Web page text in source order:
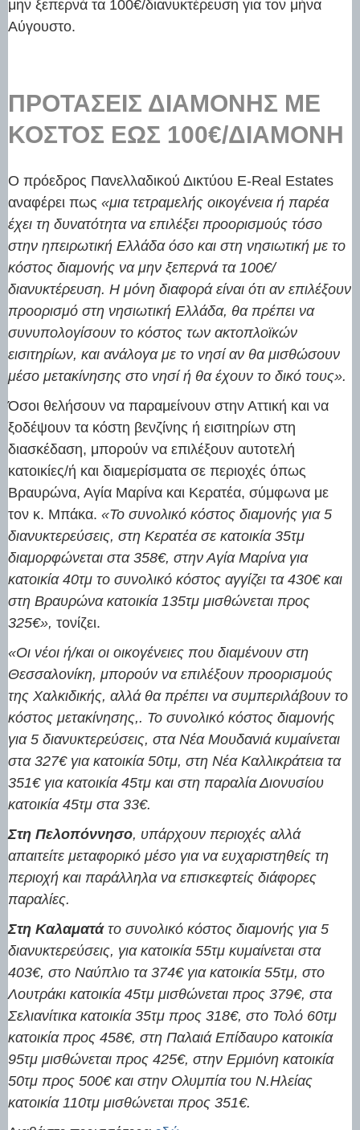
μην ξεπερνά τα 100€/διανυκτέρευση για τον μήνα
Αύγουστο.
ΠΡΟΤΆΣΕΙΣ ΔΙΑΜΟΝΉΣ ΜΕ
ΚΌΣΤΟΣ ΈΩΣ 100€/ΔΙΑΜΟΝΉ
Ο πρόεδρος Πανελλαδικού Δικτύου E-Real Estates
αναφέρει πως «μια τετραμελής οικογένεια ή παρέα
έχει τη δυνατότητα να επιλέξει προορισμούς τόσο
στην ηπειρωτική Ελλάδα όσο και στη νησιωτική με το
κόστος διαμονής να μην ξεπερνά τα 100€/
διανυκτέρευση. Η μόνη διαφορά είναι ότι αν επιλέξουν
προορισμό στη νησιωτική Ελλάδα, θα πρέπει να
συνυπολογίσουν το κόστος των ακτοπλοϊκών
εισιτηρίων, και ανάλογα με το νησί αν θα μισθώσουν
μέσο μετακίνησης στο νησί ή θα έχουν το δικό τους».
Όσοι θελήσουν να παραμείνουν στην Αττική και να
ξοδέψουν τα κόστη βενζίνης ή εισιτηρίων στη
διασκέδαση, μπορούν να επιλέξουν αυτοτελή
κατοικίες/ή και διαμερίσματα σε περιοχές όπως
Βραυρώνα, Αγία Μαρίνα και Κερατέα, σύμφωνα με
τον κ. Μπάκα. «Το συνολικό κόστος διαμονής για 5
διανυκτερεύσεις, στη Κερατέα σε κατοικία 35τμ
διαμορφώνεται στα 358€, στην Αγία Μαρίνα για
κατοικία 40τμ το συνολικό κόστος αγγίζει τα 430€ και
στη Βραυρώνα κατοικία 135τμ μισθώνεται προς
325€», τονίζει.
«Οι νέοι ή/και οι οικογένειες που διαμένουν στη
Θεσσαλονίκη, μπορούν να επιλέξουν προορισμούς
της Χαλκιδικής, αλλά θα πρέπει να συμπεριλάβουν το
κόστος μετακίνησης,. Το συνολικό κόστος διαμονής
για 5 διανυκτερεύσεις, στα Νέα Μουδανιά κυμαίνεται
στα 327€ για κατοικία 50τμ, στη Νέα Καλλικράτεια τα
351€ για κατοικία 45τμ και στη παραλία Διονυσίου
κατοικία 45τμ στα 33€.
Στη Πελοπόννησο, υπάρχουν περιοχές αλλά
απαιτείτε μεταφορικό μέσο για να ευχαριστηθείς τη
περιοχή και παράλληλα να επισκεφτείς διάφορες
παραλίες.
Στη Καλαματάτο συνολικό κόστος διαμονής για 5
διανυκτερεύσεις, για κατοικία 55τμ κυμαίνεται στα
403€, στο Ναύπλιο τα 374€ για κατοικία 55τμ, στο
Λουτράκι κατοικία 45τμ μισθώνεται προς 379€, στα
Σελιανίτικα κατοικία 35τμ προς 318€, στο Τολό 60τμ
κατοικία προς 458€, στη Παλαιά Επίδαυρο κατοικία
95τμ μισθώνεται προς 425€, στην Ερμιόνη κατοικία
50τμ προς 500€ και στην Ολυμπία του Ν.Ηλείας
κατοικία 110τμ μισθώνεται προς 351€.